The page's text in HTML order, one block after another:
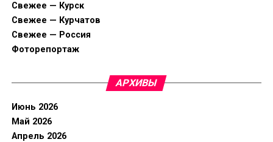
Свежее — Курск
Свежее — Курчатов
Свежее — Россия
Фоторепортаж
АРХИВЫ
Июнь 2026
Май 2026
Апрель 2026